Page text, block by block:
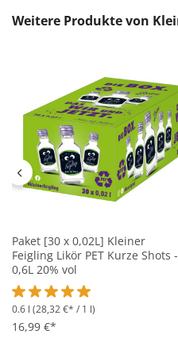
Produktgalerie überspringen
Weitere Produkte von
Paket [30 x 0,02L] Kleiner
Feigling Likör PET Kurze Shots -
0,6L 20% vol
Durchschnittliche Bewertung
0.6 l (28,32 €* / 1 l)
16,99 €*